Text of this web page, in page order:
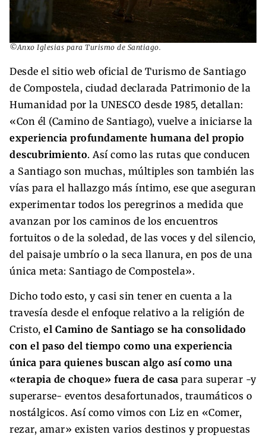
©Anxo Iglesias para Turismo de Santiago.
Desde el sitio web oficial de Turismo de Santiago
de Compostela, ciudad declarada Patrimonio de la
Humanidad por la UNESCO desde 1985, detallan:
«Con él (Camino de Santiago), vuelve a iniciarse la
experiencia profundamente humana del propio
descubrimiento. Así como las rutas que conducen
a Santiago son muchas, múltiples son también las
vías para el hallazgo más íntimo, ese que aseguran
experimentar todos los peregrinos a medida que
avanzan por los caminos de los encuentros
fortuitos o de la soledad, de las voces y del silencio,
del paisaje umbrío o la seca llanura, en pos de una
única meta: Santiago de Compostela».
Dicho todo esto, y casi sin tener en cuenta a la
travesía desde el enfoque relativo a la religión de
Cristo, el Camino de Santiago se ha consolidado
con el paso del tiempo como una experiencia
única para quienes buscan algo así como una
«terapia de choque» fuera de casa para superar -y
superarse- eventos desafortunados, traumáticos o
nostálgicos. Así como vimos con Liz en «Comer,
rezar, amar» existen varios destinos y propuestas